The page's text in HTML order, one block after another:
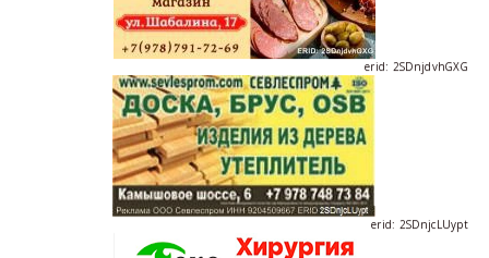
erid: 2SDnjdvhGXG